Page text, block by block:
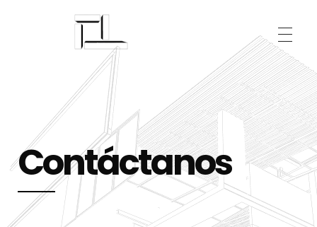
Contáctanos